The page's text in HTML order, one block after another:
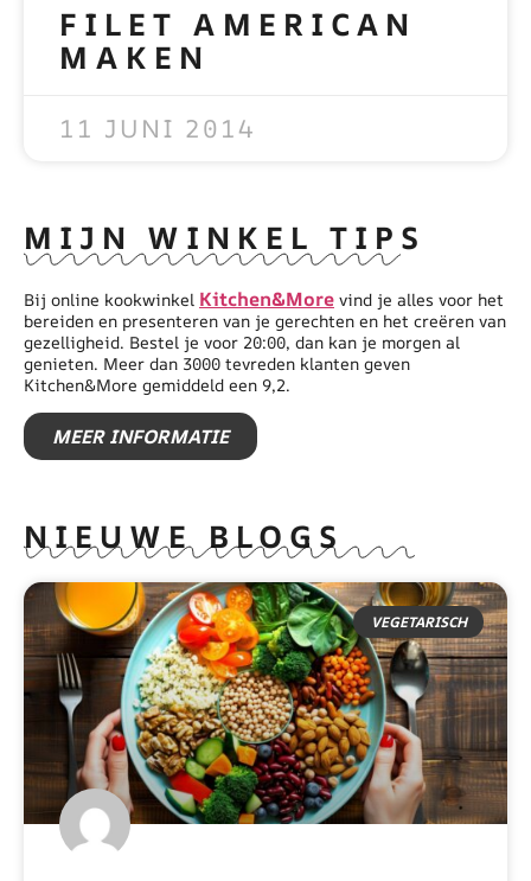
FILET AMERICAN
MAKEN
11 JUNI 2014
MIJN WINKEL TIPS
Bij online kookwinkel Kitchen&More vind je alles voor het
bereiden en presenteren van je gerechten en het creëren van
gezelligheid. Bestel je voor 20:00, dan kan je morgen al
genieten. Meer dan 3000 tevreden klanten geven
Kitchen&More gemiddeld een 9,2.
MEER INFORMATIE
NIEUWE BLOGS
VEGETARISCH